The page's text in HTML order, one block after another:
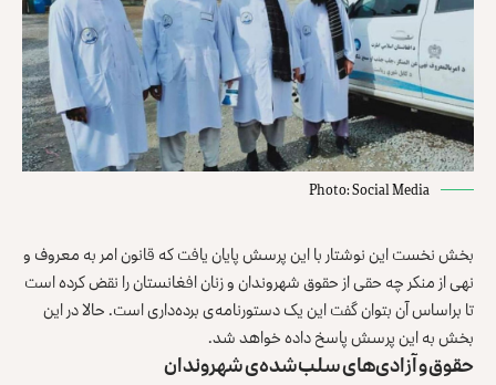
Photo: Social Media
بخش نخست این نوشتار با این پرسش پایان یافت که قانون امر به معروف و
نهی از منکر چه حقی از حقوق شهروندان و زنان افغانستان را نقض کرده است
تا براساس آن بتوان گفت این یک دستورنامه‌ی برده‌داری است. حالا در این
بخش به این پرسش پاسخ داده خواهد شد.
حقوق و آزادی‌های سلب‌شده‌ی شهروندان